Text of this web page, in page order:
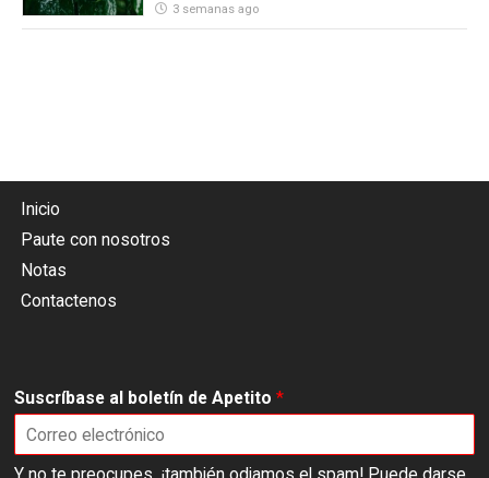
3 semanas ago
Inicio
Paute con nosotros
Notas
Contactenos
Suscríbase al boletín de Apetito *